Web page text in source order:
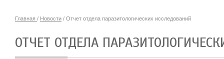
Главная / Новости / Отчет отдела паразитологических исследований
ОТЧЕТ ОТДЕЛА